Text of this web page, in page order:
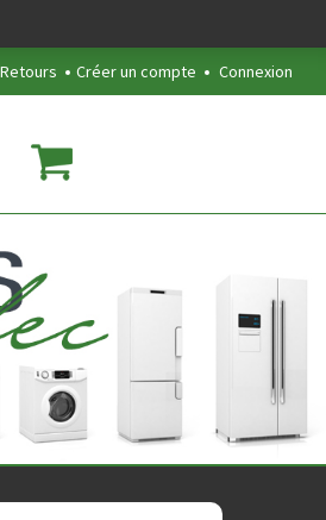
Retours Créer un compte Connexion